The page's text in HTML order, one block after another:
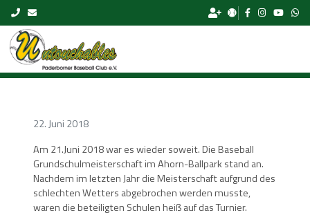
Skip to content
22. Juni 2018
Am 21.Juni 2018 war es wieder soweit. Die Baseball
Grundschulmeisterschaft im Ahorn-Ballpark stand an.
Nachdem im letzten Jahr die Meisterschaft aufgrund des
schlechten Wetters abgebrochen werden musste,
waren die beteiligten Schulen heiß auf das Turnier.